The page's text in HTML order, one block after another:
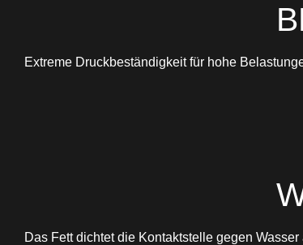
Extreme Druckbeständigkeit für hohe
Das Fett dichtet die Kontaktstelle gegen